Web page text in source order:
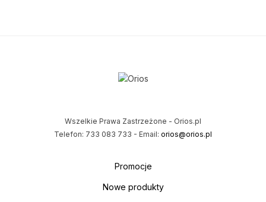
Wszelkie Prawa Zastrzeżone - Orios.pl
Telefon: 733 083 733 - Email: orios@orios.pl
Promocje
Nowe produkty